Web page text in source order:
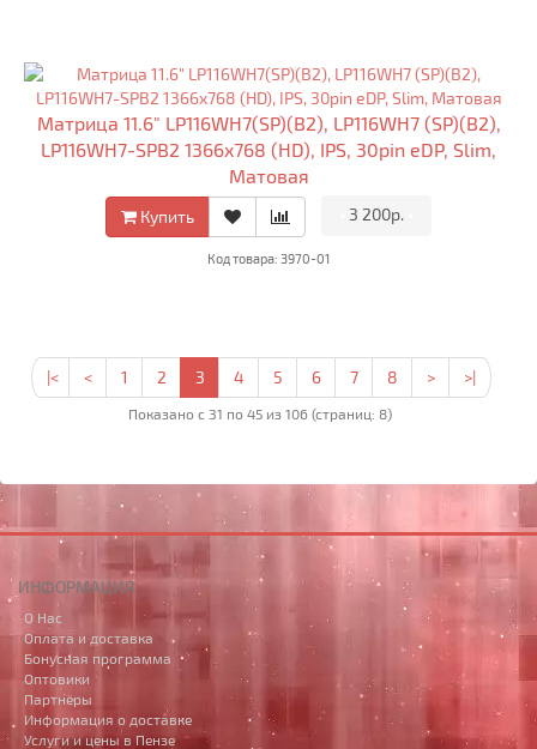
Матрица 11.6" LP116WH7(SP)(B2), LP116WH7 (SP)(B2),
LP116WH7-SPB2 1366x768 (HD), IPS, 30pin eDP, Slim,
Матовая
Купить 3 200р.
Код товара: 3970-01
|< < 1 2 3 4 5 6 7 8 > >|
Показано с 31 по 45 из 106 (страниц: 8)
ИНФОРМАЦИЯ
О Нас
Оплата и доставка
Бонусная программа
Оптовики
Партнёры
Информация о доставке
Услуги и цены в Пензе